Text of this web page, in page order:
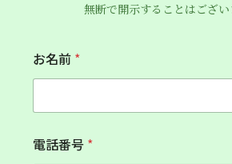
無断で開示することはござい
メ
ー
ア
レ
ス
お名前 *
電話番号 *